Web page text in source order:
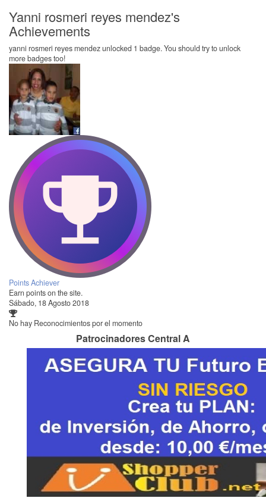
Yanni rosmeri reyes mendez's
Achievements
yanni rosmeri reyes mendez unlocked 1 badge. You should try to unlock
more badges too!
Points Achiever
Earn points on the site.
Sábado, 18 Agosto 2018
No hay Reconocimientos por el momento
Patrocinadores Central A